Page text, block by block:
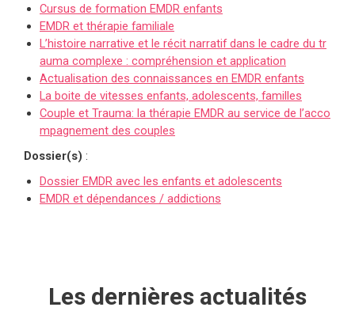
Cursus de formation EMDR enfants
EMDR et thérapie familiale
L’histoire narrative et le récit narratif dans le cadre du tr
auma complexe : compréhension et application
Actualisation des connaissances en EMDR enfants
La boite de vitesses enfants, adolescents, familles
Couple et Trauma: la thérapie EMDR au service de l’acco
mpagnement des couples
Dossier(s) :
Dossier EMDR avec les enfants et adolescents
EMDR et dépendances / addictions
Les dernières actualités